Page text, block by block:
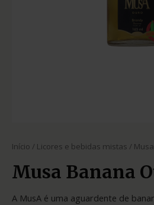
Início / Licores e bebidas mistas /
Musa Banana
A MusA é uma aguardente de